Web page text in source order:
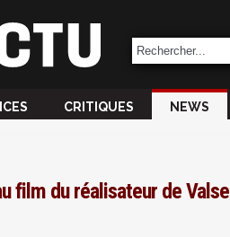
CRITIQUES NEWS
film du réalisateur de